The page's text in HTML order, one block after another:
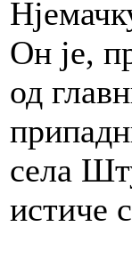
Он је,
од
села
истиче